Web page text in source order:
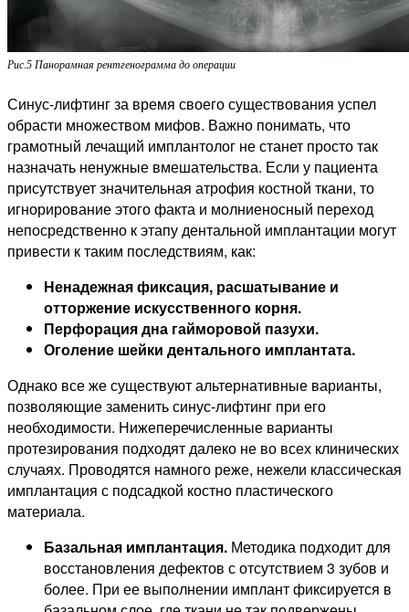
Рис.5 Панорамная рентгенограмма до операции
Синус-лифтинг за время своего существования успел
обрасти множеством мифов. Важно понимать, что
грамотный лечащий имплантолог не станет просто так
назначать ненужные вмешательства. Если у пациента
присутствует значительная атрофия костной ткани, то
игнорирование этого факта и молниеносный переход
непосредственно к этапу дентальной имплантации могут
привести к таким последствиям, как:
Ненадежная фиксация, расшатывание и
отторжение искусственного корня.
Перфорация дна гайморовой пазухи.
Оголение шейки дентального имплантата.
Однако все же существуют альтернативные варианты,
позволяющие заменить синус-лифтинг при его
необходимости. Нижеперечисленные варианты
протезирования подходят далеко не во всех клинических
случаях. Проводятся намного реже, нежели классическая
имплантация с подсадкой костно пластического
материала.
Базальная имплантация. Методика подходит для
восстановления дефектов с отсутствием 3 зубов и
более. При ее выполнении имплант фиксируется в